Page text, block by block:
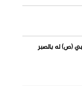
(ص) له بالصبر